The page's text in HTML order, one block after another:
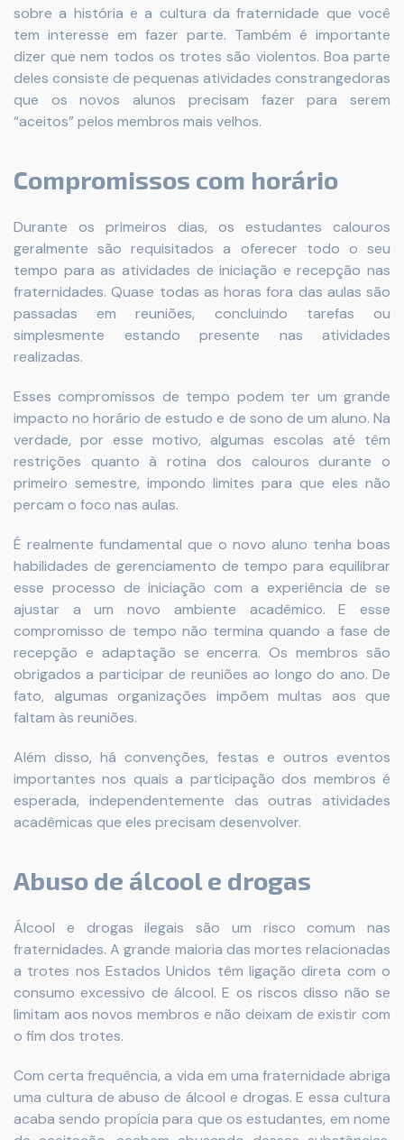
sobre a história e a cultura da fraternidade que você
tem interesse em fazer parte. Também é importante
dizer que nem todos os trotes são violentos. Boa parte
deles consiste de pequenas atividades constrangedoras
que os novos alunos precisam fazer para serem
“aceitos” pelos membros mais velhos.
Compromissos com horário
Durante os primeiros dias, os estudantes calouros
geralmente são requisitados a oferecer todo o seu
tempo para as atividades de iniciação e recepção nas
fraternidades. Quase todas as horas fora das aulas são
passadas em reuniões, concluindo tarefas ou
simplesmente estando presente nas atividades
realizadas.
Esses compromissos de tempo podem ter um grande
impacto no horário de estudo e de sono de um aluno. Na
verdade, por esse motivo, algumas escolas até têm
restrições quanto à rotina dos calouros durante o
primeiro semestre, impondo limites para que eles não
percam o foco nas aulas.
É realmente fundamental que o novo aluno tenha boas
habilidades de gerenciamento de tempo para equilibrar
esse processo de iniciação com a experiência de se
ajustar a um novo ambiente acadêmico. E esse
compromisso de tempo não termina quando a fase de
recepção e adaptação se encerra. Os membros são
obrigados a participar de reuniões ao longo do ano. De
fato, algumas organizações impõem multas aos que
faltam às reuniões.
Além disso, há convenções, festas e outros eventos
importantes nos quais a participação dos membros é
esperada, independentemente das outras atividades
acadêmicas que eles precisam desenvolver.
Abuso de álcool e drogas
Álcool e drogas ilegais são um risco comum nas
fraternidades. A grande maioria das mortes relacionadas
a trotes nos Estados Unidos têm ligação direta com o
consumo excessivo de álcool. E os riscos disso não se
limitam aos novos membros e não deixam de existir com
o fim dos trotes.
Com certa frequência, a vida em uma fraternidade abriga
uma cultura de abuso de álcool e drogas. E essa cultura
acaba sendo propícia para que os estudantes, em nome